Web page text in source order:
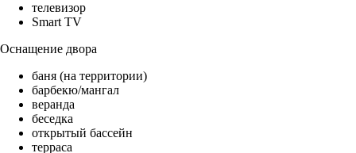
телевизор
Smart TV
Оснащение двора
баня (на территории)
барбекю/мангал
веранда
беседка
открытый бассейн
терраса